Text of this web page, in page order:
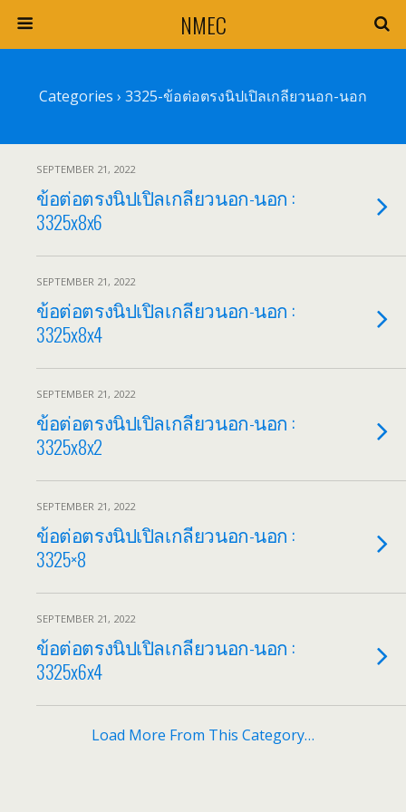
NMEC
Categories › 3325-ข้อต่อตรงนิปเปิลเกลียวนอก-นอก
SEPTEMBER 21, 2022
ข้อต่อตรงนิปเปิลเกลียวนอก-นอก :
3325x8x6
SEPTEMBER 21, 2022
ข้อต่อตรงนิปเปิลเกลียวนอก-นอก :
3325x8x4
SEPTEMBER 21, 2022
ข้อต่อตรงนิปเปิลเกลียวนอก-นอก :
3325x8x2
SEPTEMBER 21, 2022
ข้อต่อตรงนิปเปิลเกลียวนอก-นอก :
3325×8
SEPTEMBER 21, 2022
ข้อต่อตรงนิปเปิลเกลียวนอก-นอก :
3325x6x4
Load More From This Category…